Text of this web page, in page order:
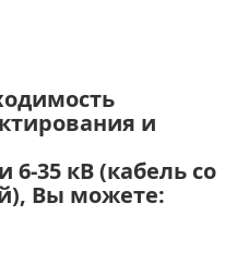
и
35 кВ (кабель со
Вы можете: